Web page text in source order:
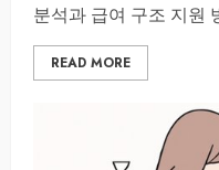
분석과 급여 구조 지원
READ MORE